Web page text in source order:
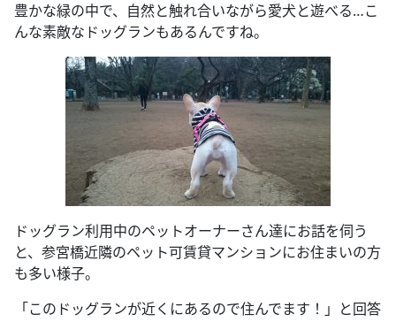
豊かな緑の中で、自然と触れ合いながら愛犬と遊べる…こ
んな素敵なドッグランもあるんですね。
ドッグラン利用中のペットオーナーさん達にお話を伺う
と、参宮橋近隣のペット可賃貸マンションにお住まいの方
も多い様子。
「このドッグランが近くにあるので住んでます！」と回答